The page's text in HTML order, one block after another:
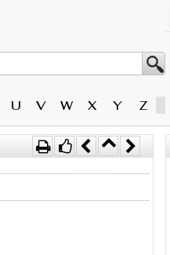
U V W X Y Z